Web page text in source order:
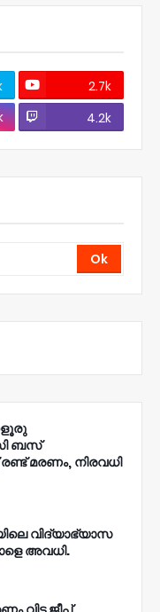
2.7k
4.2k
ബസ്
മരണം, നിരവധി
വിദ്യാഭ്യാസ
അവധി.